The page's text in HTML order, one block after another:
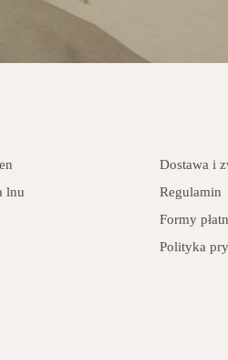
lnu
Dostawa i
Regulamin
Formy
Polityka